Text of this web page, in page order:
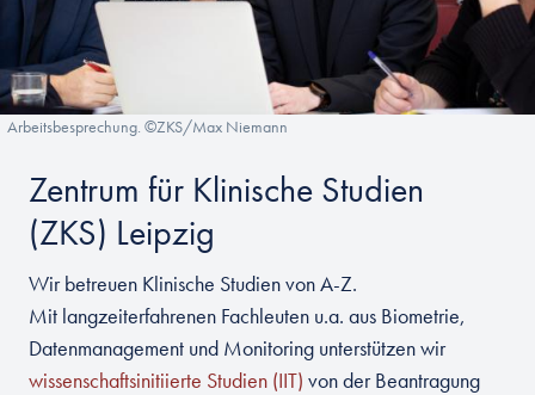
Arbeitsbesprechung. ©ZKS/Max Niemann
Zentrum für Klinische Studien
(ZKS) Leipzig
Wir betreuen Klinische Studien von A-Z.
Mit langzeiterfahrenen Fachleuten u.a. aus Biometrie,
Datenmanagement und Monitoring unterstützen wir
wissenschaftsinitiierte Studien (IIT) von der Beantragung